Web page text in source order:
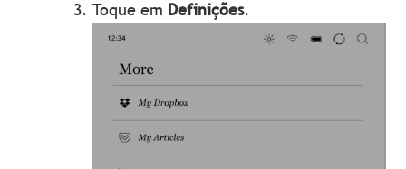
Toque em Definições.